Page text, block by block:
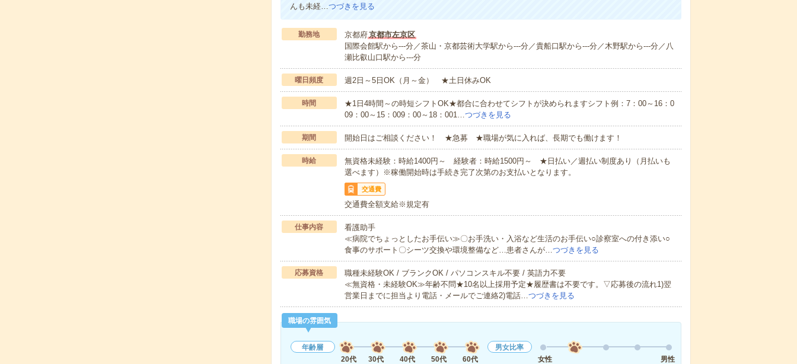
んも未経…つづきを見る
勤務地 京都府京都市左京区
国際会館駅から---分／茶山・京都芸術大学駅から---分／貴船口駅から---分／木野駅から---分／八
瀬比叡山口駅から---分
曜日頻度 週2日～5日OK（月～金） ★土日休みOK
時間
★1日4時間～の時短シフトOK★都合に合わせてシフトが決められますシフト例：7：00～16：0
09：00～15：009：00～18：001…つづきを見る
期間 開始日はご相談ください！ ★急募 ★職場が気に入れば、長期でも働けます！
時給
無資格未経験：時給1400円～ 経験者：時給1500円～ ★日払い／週払い制度あり（月払いも
選べます）※稼働開始時は手続き完了次第のお支払いとなります。
交通費
交通費全額支給※規定有
仕事内容
看護助手
≪病院でちょっとしたお手伝い≫〇お手洗い・入浴など生活のお手伝い○診察室への付き添い○
食事のサポート〇シーツ交換や環境整備など…患者さんが…つづきを見る
応募資格
職種未経験OK / ブランクOK / パソコンスキル不要 / 英語力不要
≪無資格・未経験OK≫年齢不問★10名以上採用予定★履歴書は不要です。▽応募後の流れ1)翌
営業日までに担当より電話・メールでご連絡2)電話…つづきを見る
職場の雰囲気
年齢層
20代
30代 40代 50代 60代
男女比率
女性
男性